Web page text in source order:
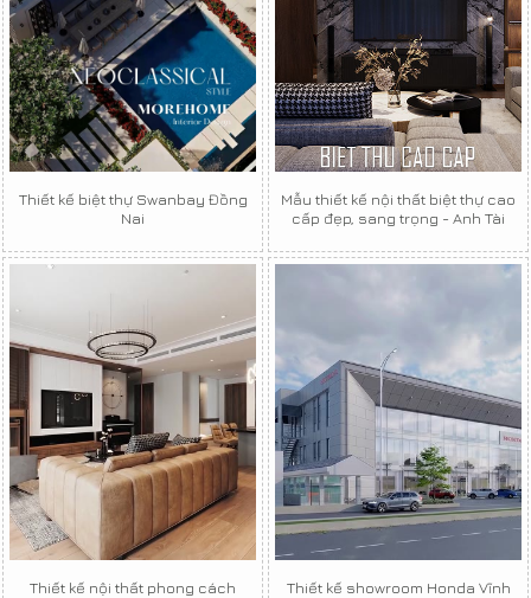
Thiết kế biệt thự Swanbay Đồng
Nai
Mẫu thiết kế nội thất biệt thự cao
cấp đẹp, sang trọng - Anh Tài
Thiết kế nội thất phong cách
Thiết kế showroom Honda Vĩnh